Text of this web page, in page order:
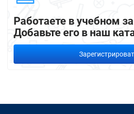
Работаете в учебном
Добавьте его в наш